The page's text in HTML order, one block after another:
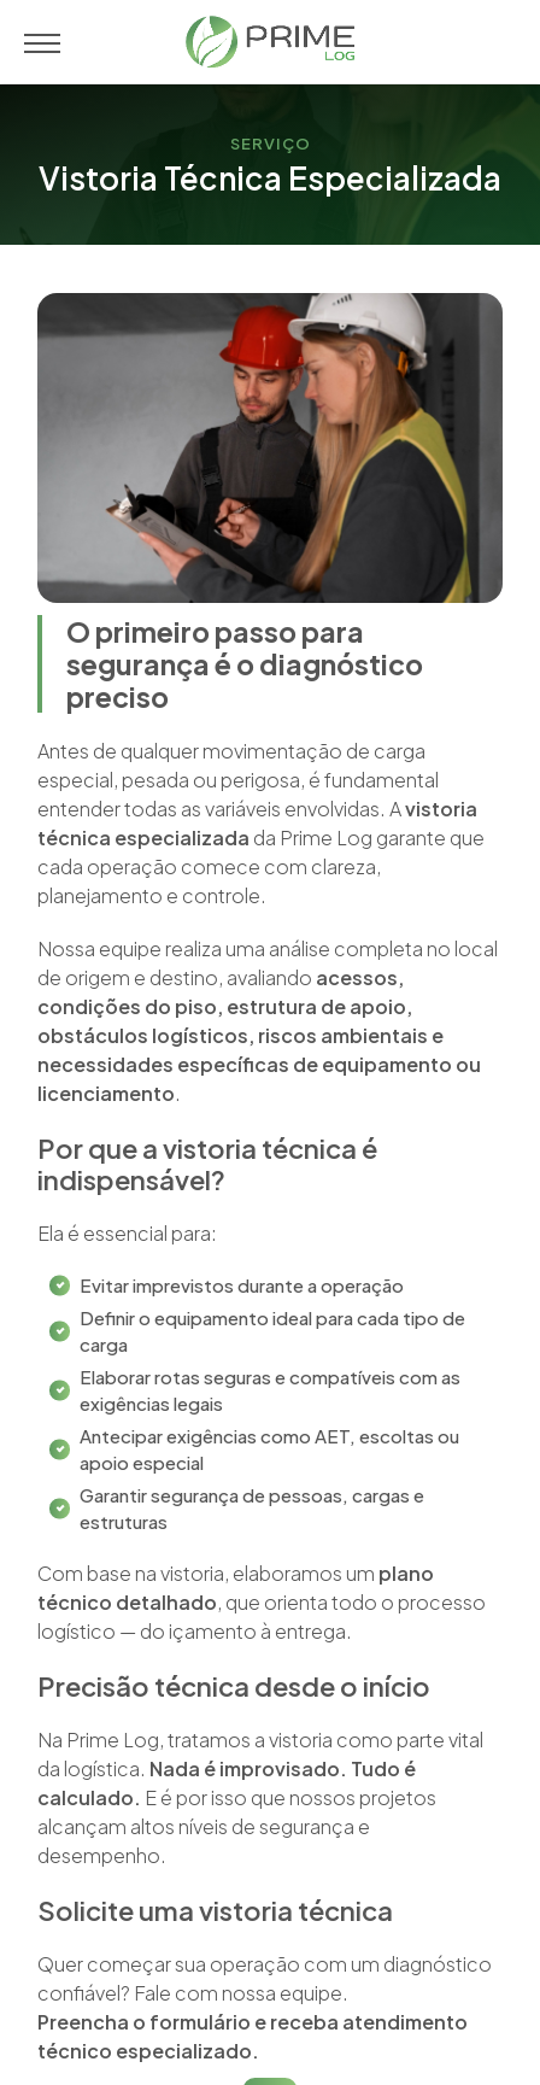
SERVIÇO
Vistoria Técnica Especializada
O primeiro passo para
segurança é o diagnóstico
preciso
Antes de qualquer movimentação de carga
especial, pesada ou perigosa, é fundamental
entender todas as variáveis envolvidas. Avistoria
técnica especializada da Prime Log garante que
cada operação comece com clareza,
planejamento e controle.
Nossa equipe realiza uma análise completa no local
de origem e destino, avaliando acessos,
condições do piso, estrutura de apoio,
obstáculos logísticos, riscos ambientais e
necessidades específicas de equipamento ou
licenciamento.
Por que a vistoria técnica é
indispensável?
Ela é essencial para:
Evitar imprevistos durante a operação
Definir o equipamento ideal para cada tipo de
carga
Elaborar rotas seguras e compatíveis com as
exigências legais
Antecipar exigências como AET, escoltas ou
apoio especial
Garantir segurança de pessoas, cargas e
estruturas
Com base na vistoria, elaboramos um plano
técnico detalhado, que orienta todo o processo
logístico — do içamento à entrega.
Precisão técnica desde o início
Na Prime Log, tratamos a vistoria como parte vital
da logística. Nada é improvisado. Tudo é
calculado. E é por isso que nossos projetos
alcançam altos níveis de segurança e
desempenho.
Solicite uma vistoria técnica
Quer começar sua operação com um diagnóstico
confiável? Fale com nossa equipe.
Preencha o formulário e receba atendimento
técnico especializado.